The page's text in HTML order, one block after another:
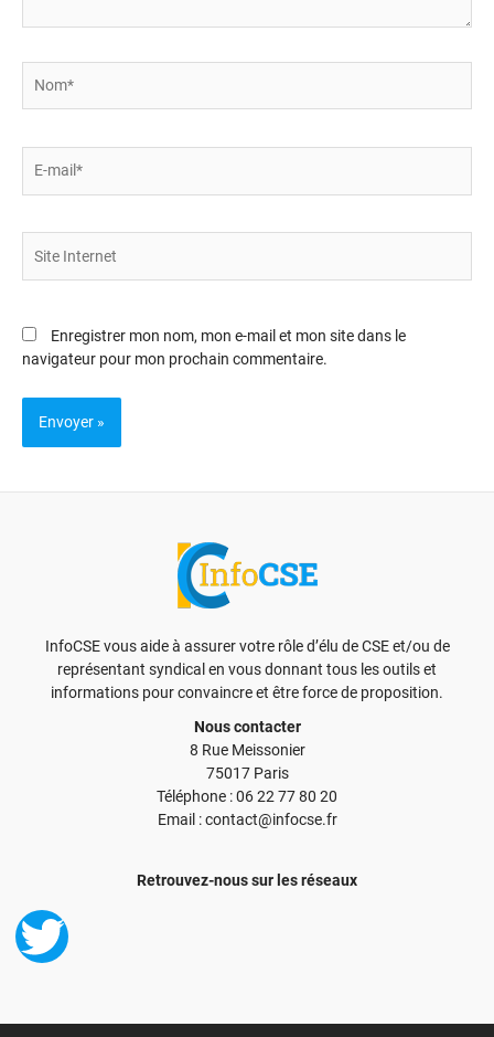
mail*
Internet
Enregistrer mon nom, mon e-mail et mon site dans le
navigateur pour mon prochain commentaire.
InfoCSE vous aide à assurer votre rôle d’élu de CSE et/ou de
représentant syndical en vous donnant tous les outils et
informations pour convaincre et être force de proposition.
Nous contacter
8 Rue Meissonier
75017 Paris
Téléphone : 06 22 77 80 20
Email : contact@infocse.fr
Retrouvez-nous sur les réseaux